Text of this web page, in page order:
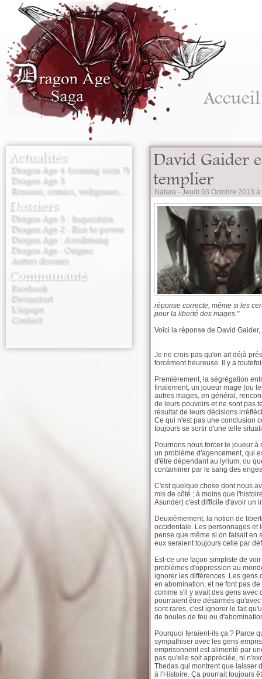
Accueil
Actualités
Dragon Age 4 (coming soon ?)
Dragon Age 3
Romans, comics, webgames...
Dossiers
Dragon Age 3 : Inquisition
Dragon Age 2 : Rise to power
Dragon Age : Awakening
Dragon Age : Origins
Autres dossiers
Communauté
Facebook
Deviantart
L'équipe
Contact
David Gaider
templier
Natara - Jeudi 03 Octobre 2013 à
réponse correcte, même si les
pour la liberté des mages."
Voici la réponse de David
Je ne crois pas qu'on ait déjà
forcément heureuse. Il y a
Premièrement, la ségrégation
finalement, un joueur mage (ou
autres mages, en général,
de leurs pouvoirs et ne sont pas
résultat de leurs décisions
Ce qui n'est pas une conclusion
toujours se sortir d'une telle
Pourrions nous forcer le joueur à
un problème d'agencement, qui
d'être dépendant au lyrium, ou
contaminer par le sang des
C'est quelque chose dont nous
mis de côté ; à moins que
Asunder) c'est difficile d'avoir un
Deuxièmement, la notion de
occidentale. Les personnages et
pense que même si on faisait en
eux seraient toujours celle par
Est-ce une façon simpliste de
problèmes d'oppression au
ignorer les différences. Les gens
en abomination, et ne font pas
comme s'il y avait des gens avec
pourraient être désarmés
sont rares, c'est ignorer le fait
de boules de feu ou
Pourquoi feraient-ils ça ? Parce
sympathiser avec les gens
emprisonnent est alimenté par
pas qu'elle soit appréciée, ni
Thedas qui montrent que laisser
à l'Histoire. Ça pourrait toujours